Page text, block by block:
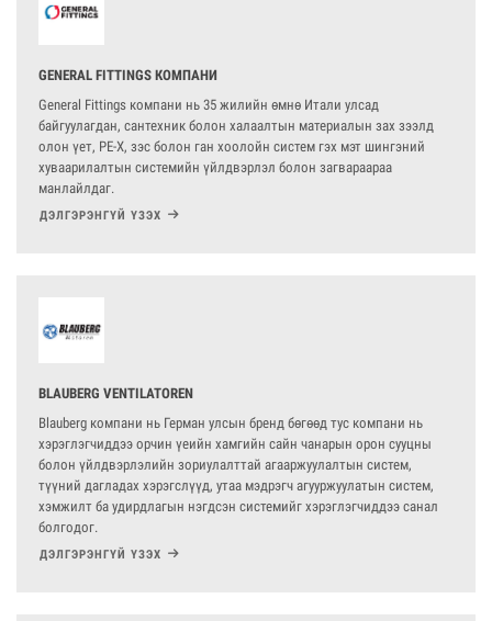
GENERAL FITTINGS КОМПАНИ
General Fittings компани нь 35 жилийн өмнө Итали улсад
байгуулагдан, сантехник болон халаалтын материалын зах зээлд
олон үет, PE-X, зэс болон ган хоолойн систем гэх мэт шингэний
хуваарилалтын системийн үйлдвэрлэл болон загвараараа
манлайлдаг.
ДЭЛГЭРЭНГҮЙ ҮЗЭХ
BLAUBERG VENTILATOREN
Blauberg компани нь Герман улсын бренд бөгөөд тус компани нь
хэрэглэгчиддээ орчин үеийн хамгийн сайн чанарын орон сууцны
болон үйлдвэрлэлийн зориулалттай агааржуулалтын систем,
түүний дагладах хэрэгслүүд, утаа мэдрэгч агууржуулатын систем,
хэмжилт ба удирдлагын нэгдсэн системийг хэрэглэгчиддээ санал
болгодог.
ДЭЛГЭРЭНГҮЙ ҮЗЭХ